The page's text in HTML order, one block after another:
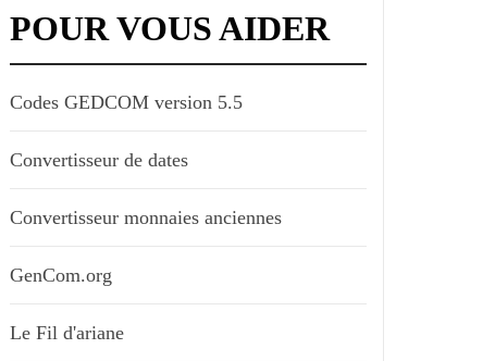
POUR VOUS AIDER
Codes GEDCOM version 5.5
Convertisseur de dates
Convertisseur monnaies anciennes
GenCom.org
Le Fil d'ariane